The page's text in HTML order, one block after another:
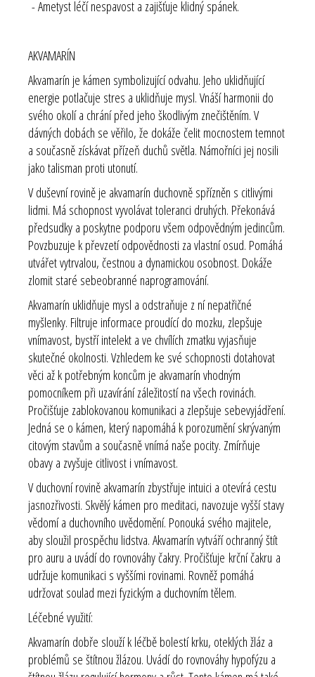
- Ametyst léčí nespavost a zajišťuje klidný spánek.
AKVAMARÍN
Akvamarín je kámen symbolizující odvahu. Jeho uklidňující
energie potlačuje stres a uklidňuje mysl. Vnáší harmonii do
svého okolí a chrání před jeho škodlivým znečištěním. V
dávných dobách se věřilo, že dokáže čelit mocnostem temnot
a současně získávat přízeň duchů světla. Námořníci jej nosili
jako talisman proti utonutí.
V duševní rovině je akvamarín duchovně spřízněn s citlivými
lidmi. Má schopnost vyvolávat toleranci druhých. Překonává
předsudky a poskytne podporu všem odpovědným jedincům.
Povzbuzuje k převzetí odpovědnosti za vlastní osud. Pomáhá
utvářet vytrvalou, čestnou a dynamickou osobnost. Dokáže
zlomit staré sebeobranné naprogramování.
Akvamarín uklidňuje mysl a odstraňuje z ní nepatřičné
myšlenky. Filtruje informace proudící do mozku, zlepšuje
vnímavost, bystří intelekt a ve chvílích zmatku vyjasňuje
skutečné okolnosti. Vzhledem ke své schopnosti dotahovat
věci až k potřebným koncům je akvamarín vhodným
pomocníkem při uzavírání záležitostí na všech rovinách.
Pročišťuje zablokovanou komunikaci a zlepšuje sebevyjádření.
Jedná se o kámen, který napomáhá k porozumění skrývaným
citovým stavům a současně vnímá naše pocity. Zmírňuje
obavy a zvyšuje citlivost i vnímavost.
V duchovní rovině akvamarín zbystřuje intuici a otevírá cestu
jasnozřivosti. Skvělý kámen pro meditaci, navozuje vyšší stavy
vědomí a duchovního uvědomění. Ponouká svého majitele,
aby sloužil prospěchu lidstva. Akvamarín vytváří ochranný štít
pro auru a uvádí do rovnováhy čakry. Pročišťuje krční čakru a
udržuje komunikaci s vyššími rovinami. Rovněž pomáhá
udržovat soulad mezi fyzickým a duchovním tělem.
Léčebné využití:
Akvamarín dobře slouží k léčbě bolestí krku, oteklých žláz a
problémů se štítnou žlázou. Uvádí do rovnováhy hypofýzu a